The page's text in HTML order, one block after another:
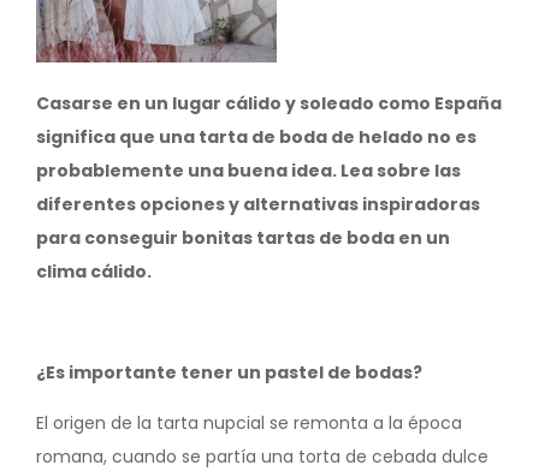
Casarse en un lugar cálido y soleado como España
significa que una tarta de boda de helado no es
probablemente una buena idea. Lea sobre las
diferentes opciones y alternativas inspiradoras
para conseguir bonitas tartas de boda en un
clima cálido.
¿Es importante tener un pastel de bodas?
El origen de la tarta nupcial se remonta a la época
romana, cuando se partía una torta de cebada dulce